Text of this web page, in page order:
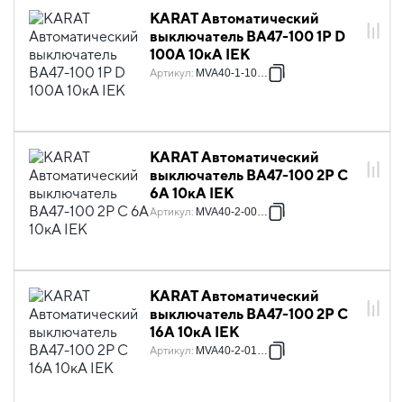
KARAT Автоматический
выключатель ВА47-100 1P D
100А 10кА IEK
Артикул: MVA40-1-100-D
KARAT Автоматический
выключатель ВА47-100 2P C
6А 10кА IEK
Артикул: MVA40-2-006-C
KARAT Автоматический
выключатель ВА47-100 2P C
16А 10кА IEK
Артикул: MVA40-2-016-C